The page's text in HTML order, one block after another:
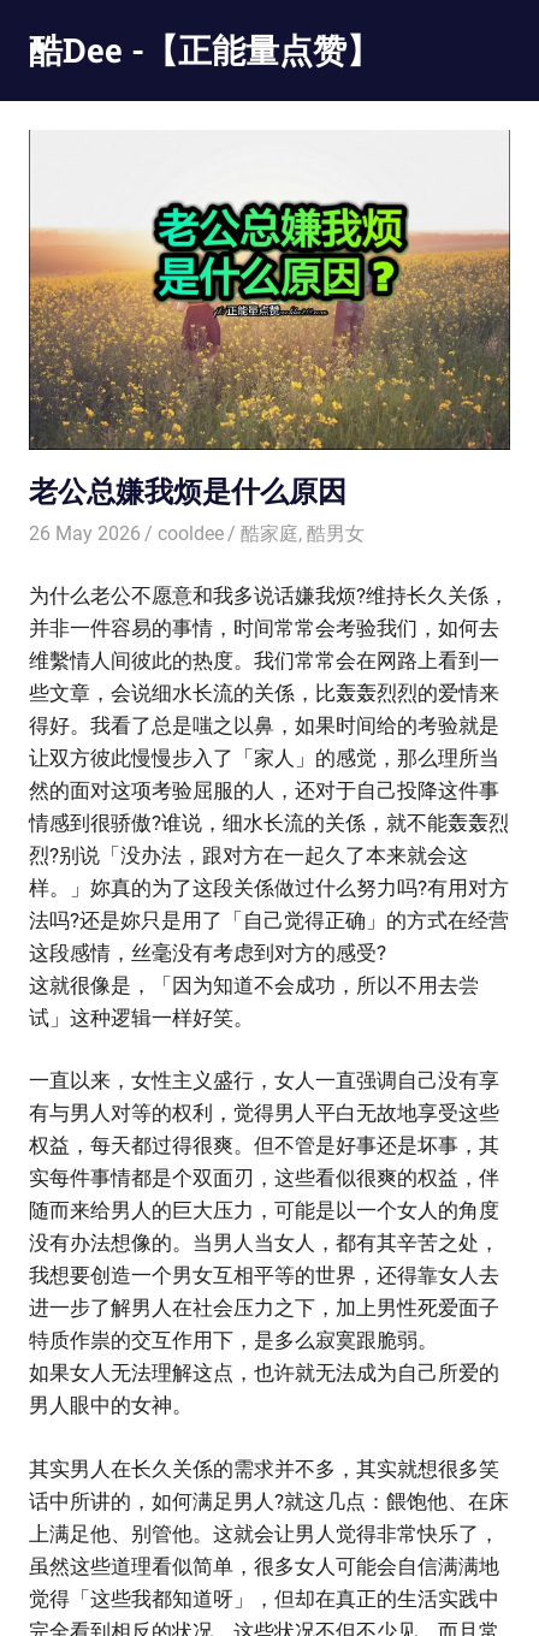
content
酷Dee -【正能量点赞】
有
更
酷
老公总嫌我烦是什么原因
26 May 2026 cooldee 酷家庭,酷男女
为什么老公不愿意和我多说话嫌我烦?维持长久关係，
并非一件容易的事情，时间常常会考验我们，如何去
维繫情人间彼此的热度。我们常常会在网路上看到一
些文章，会说细水长流的关係，比轰轰烈烈的爱情来
得好。我看了总是嗤之以鼻，如果时间给的考验就是
让双方彼此慢慢步入了「家人」的感觉，那么理所当
然的面对这项考验屈服的人，还对于自己投降这件事
情感到很骄傲?谁说，细水长流的关係，就不能轰轰烈
烈?别说「没办法，跟对方在一起久了本来就会这
样。」妳真的为了这段关係做过什么努力吗?有用对方
法吗?还是妳只是用了「自己觉得正确」的方式在经营
这段感情，丝毫没有考虑到对方的感受?
这就很像是，「因为知道不会成功，所以不用去尝
试」这种逻辑一样好笑。
一直以来，女性主义盛行，女人一直强调自己没有享
有与男人对等的权利，觉得男人平白无故地享受这些
权益，每天都过得很爽。但不管是好事还是坏事，其
实每件事情都是个双面刃，这些看似很爽的权益，伴
随而来给男人的巨大压力，可能是以一个女人的角度
没有办法想像的。当男人当女人，都有其辛苦之处，
我想要创造一个男女互相平等的世界，还得靠女人去
进一步了解男人在社会压力之下，加上男性死爱面子
特质作祟的交互作用下，是多么寂寞跟脆弱。
如果女人无法理解这点，也许就无法成为自己所爱的
男人眼中的女神。
其实男人在长久关係的需求并不多，其实就想很多笑
话中所讲的，如何满足男人?就这几点：餵饱他、在床
上满足他、别管他。这就会让男人觉得非常快乐了，
虽然这些道理看似简单，很多女人可能会自信满满地
觉得「这些我都知道呀」，但却在真正的生活实践中
完全看到相反的状况。这些状况不但不少见，而且常